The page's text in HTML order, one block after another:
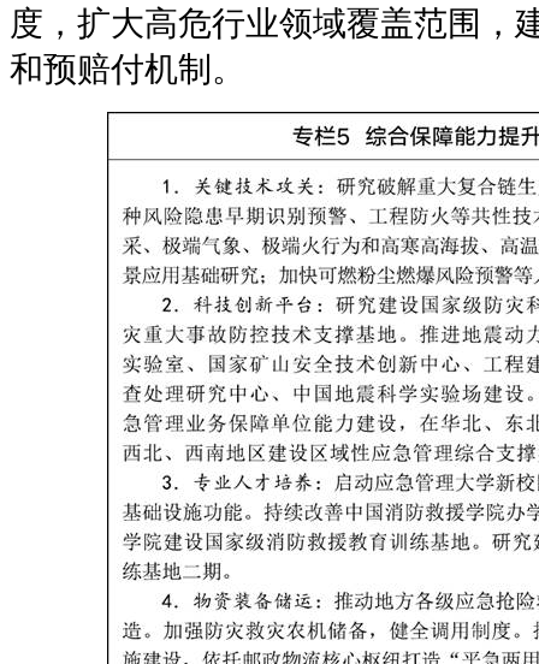
度，扩大高危行业领域覆盖范围，
和预赔付机制。